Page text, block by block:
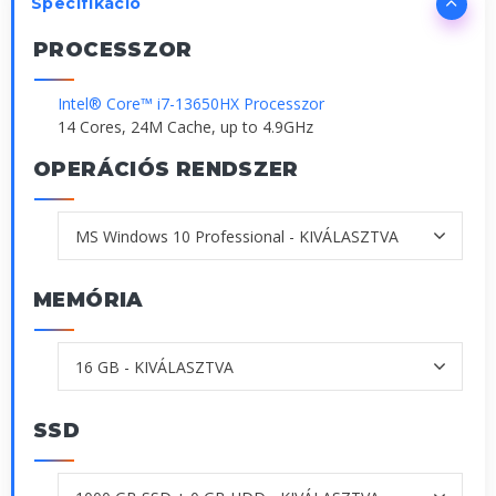
PROCESSZOR
Intel® Core™ i7-13650HX Processzor
14 Cores, 24M Cache, up to 4.9GHz
OPERÁCIÓS RENDSZER
MEMÓRIA
SSD